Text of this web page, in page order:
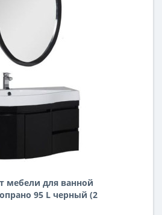
мебели для ванной
95 L черный (2